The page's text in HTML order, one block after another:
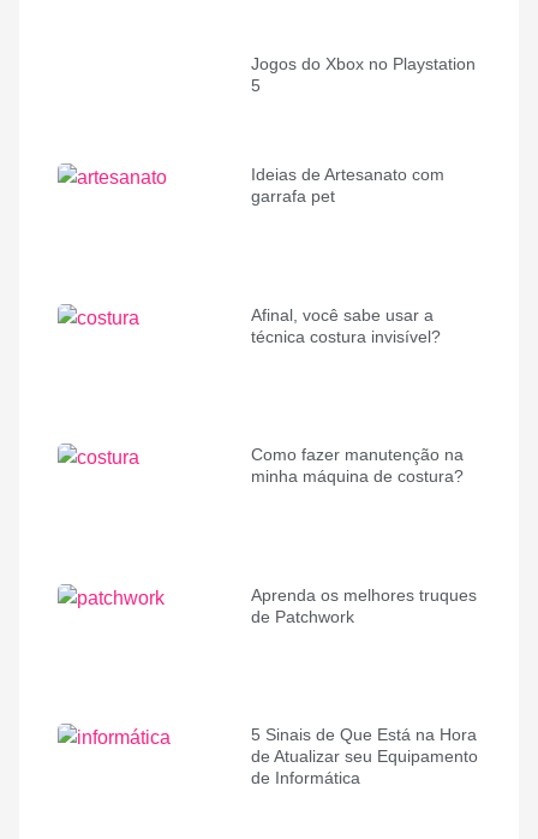
Jogos do Xbox no Playstation
5
Ideias de Artesanato com
garrafa pet
Afinal, você sabe usar a
técnica costura invisível?
Como fazer manutenção na
minha máquina de costura?
Aprenda os melhores truques
de Patchwork
5 Sinais de Que Está na Hora
de Atualizar seu Equipamento
de Informática